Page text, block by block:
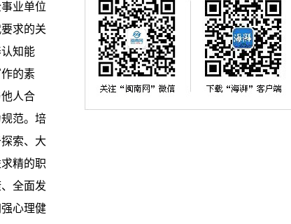
业单位
求的关
知能
的素
人合
范。培
索、大
精的职
全面发
心理健